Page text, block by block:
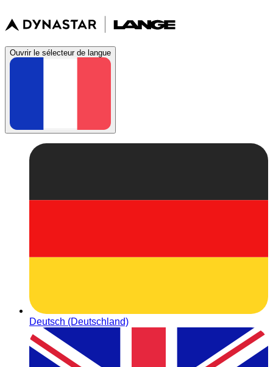
Ouvrir le sélecteur de langue
Deutsch (Deutschland)